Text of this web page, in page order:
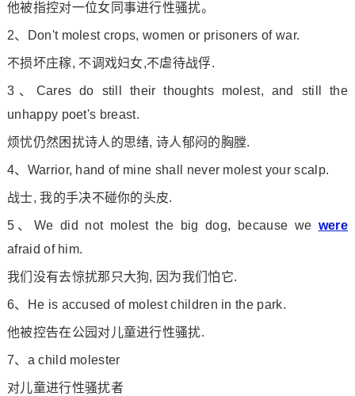
他被指控对一位女同事进行性骚扰。
2、Don't molest crops, women or prisoners of war.
不损坏庄稼, 不调戏妇女,不虐待战俘.
3、Cares do still their thoughts molest, and still the
unhappy poet's breast.
烦忧仍然困扰诗人的思绪, 诗人郁闷的胸膛.
4、Warrior, hand of mine shall never molest your scalp.
战士, 我的手决不碰你的头皮.
5、We did not molest the big dog, because we were
afraid of him.
我们没有去惊扰那只大狗, 因为我们怕它.
6、He is accused of molest children in the park.
他被控告在公园对儿童进行性骚扰.
7、a child molester
对儿童进行性骚扰者